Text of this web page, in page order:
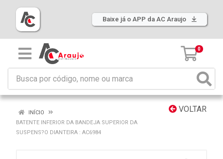
Baixe já o APP da AC Araujo
0
VOLTAR
INÍCIO
BATENTE INFERIOR DA BANDEJA SUPERIOR DA
SUSPENS?O DIANTEIRA : AC6984